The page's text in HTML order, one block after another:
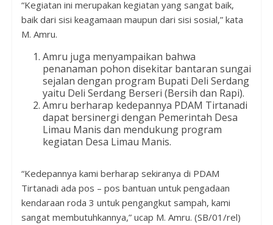
“Kegiatan ini merupakan kegiatan yang sangat baik,
baik dari sisi keagamaan maupun dari sisi sosial,” kata
M. Amru.
Amru juga menyampaikan bahwa
penanaman pohon disekitar bantaran sungai
sejalan dengan program Bupati Deli Serdang
yaitu Deli Serdang Berseri (Bersih dan Rapi).
Amru berharap kedepannya PDAM Tirtanadi
dapat bersinergi dengan Pemerintah Desa
Limau Manis dan mendukung program
kegiatan Desa Limau Manis.
“Kedepannya kami berharap sekiranya di PDAM
Tirtanadi ada pos – pos bantuan untuk pengadaan
kendaraan roda 3 untuk pengangkut sampah, kami
sangat membutuhkannya,” ucap M. Amru. (SB/01/rel)